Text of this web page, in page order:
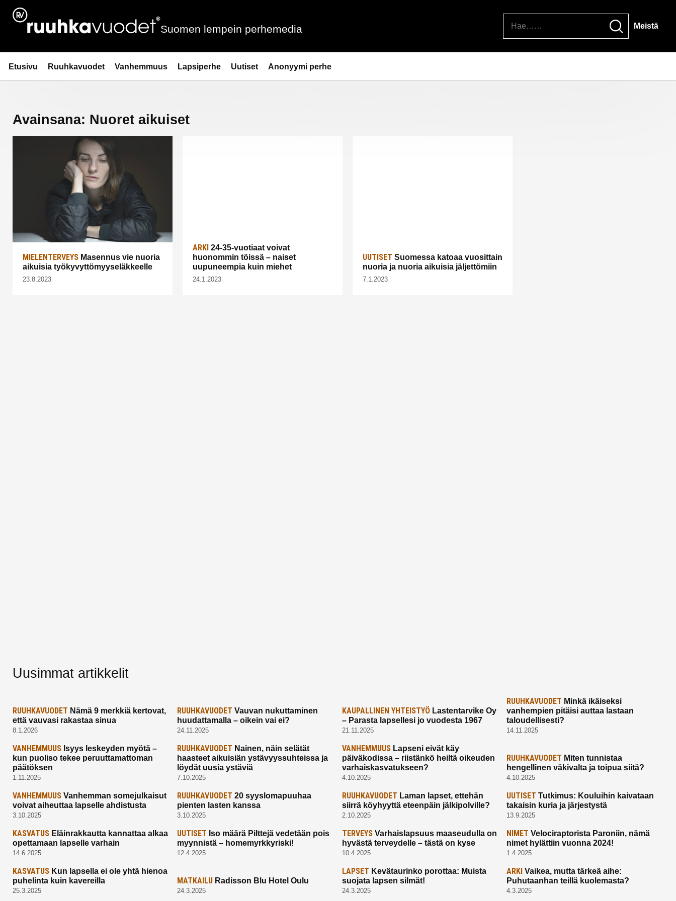
Siirry
sisältöön
Ruuhkavuodet.fi
Suomen lempein perhemedia Meistä
Etusivu Ruuhkavuodet Vanhemmuus Lapsiperhe Uutiset Anonyymi perhe
Avainsana: Nuoret aikuiset
MIELENTERVEYS Masennus vie nuoria
aikuisia työkyvyttömyyseläkkeelle
23.8.2023
ARKI 24-35-vuotiaat voivat
huonommin töissä – naiset
uupuneempia kuin miehet
24.1.2023
UUTISET Suomessa katoaa vuosittain
nuoria ja nuoria aikuisia jäljettömiin
7.1.2023
Uusimmat artikkelit
RUUHKAVUODET Nämä 9 merkkiä kertovat,
että vauvasi rakastaa sinua
8.1.2026
RUUHKAVUODET Vauvan nukuttaminen
huudattamalla – oikein vai ei?
24.11.2025
KAUPALLINEN YHTEISTYÖLastentarvike Oy
– Parasta lapsellesi jo vuodesta 1967
21.11.2025
RUUHKAVUODET Minkä ikäiseksi
vanhempien pitäisi auttaa lastaan
taloudellisesti?
14.11.2025
VANHEMMUUS Isyys leskeyden myötä –
kun puoliso tekee peruuttamattoman
päätöksen
1.11.2025
RUUHKAVUODET Nainen, näin selätät
haasteet aikuisiän ystävyyssuhteissa ja
löydät uusia ystäviä
7.10.2025
VANHEMMUUSLapseni eivät käy
päiväkodissa – riistänkö heiltä oikeuden
varhaiskasvatukseen?
4.10.2025
RUUHKAVUODET Miten tunnistaa
hengellinen väkivalta ja toipua siitä?
4.10.2025
VANHEMMUUS Vanhemman somejulkaisut
voivat aiheuttaa lapselle ahdistusta
3.10.2025
RUUHKAVUODET 20 syyslomapuuhaa
pienten lasten kanssa
3.10.2025
RUUHKAVUODET Laman lapset, ettehän
siirrä köyhyyttä eteenpäin jälkipolville?
2.10.2025
UUTISET Tutkimus: Kouluihin kaivataan
takaisin kuria ja järjestystä
13.9.2025
KASVATUS Eläinrakkautta kannattaa alkaa
opettamaan lapselle varhain
14.6.2025
UUTISET Iso määrä Pilttejä vedetään pois
myynnistä – homemyrkkyriski!
12.4.2025
TERVEYSVarhaislapsuus maaseudulla on
hyvästä terveydelle – tästä on kyse
10.4.2025
NIMET Velociraptorista Paroniin, nämä
nimet hylättiin vuonna 2024!
1.4.2025
KASVATUS Kun lapsella ei ole yhtä hienoa
puhelinta kuin kavereilla
25.3.2025
MATKAILU Radisson Blu Hotel Oulu
24.3.2025
LAPSET Kevätaurinko porottaa: Muista
suojata lapsen silmät!
24.3.2025
ARKI Vaikea, mutta tärkeä aihe:
Puhutaanhan teillä kuolemasta?
4.3.2025